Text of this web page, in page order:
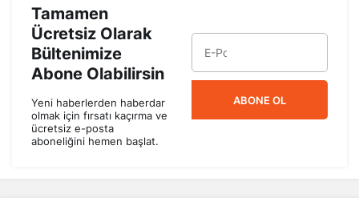
Tamamen
Ücretsiz Olarak
Bültenimize
Abone Olabilirsin
Yeni haberlerden haberdar
olmak için fırsatı kaçırma ve
ücretsiz e-posta
aboneliğini hemen başlat.
ABONE OL